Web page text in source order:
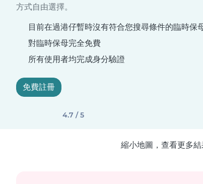
方式自由選擇。
目前在過港仔暫時沒有符合您搜尋條件的臨時保
對臨時保母完全免費
所有使用者均完成身分驗證
免費註冊
4.7 / 5
縮小地圖，查看更多結